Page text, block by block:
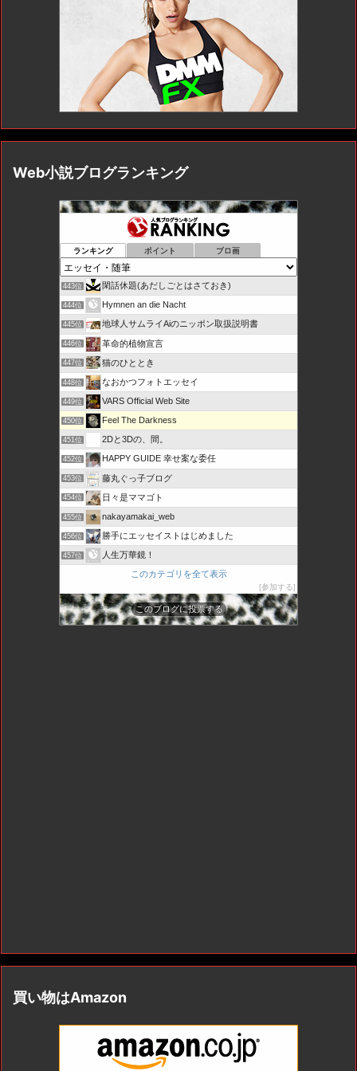
Web小説ブログランキング
ランキング ポイント ブロ画
443位 閑話休題(あだしごとはさておき)
444位 Hymnen an die Nacht
445位 地球人サムライAiのニッポン取扱説明書
446位 革命的植物宣言
447位 猫のひととき
448位 なおかつフォトエッセイ
449位 VARS Official Web Site
450位 Feel The Darkness
451位 2Dと3Dの、間。
452位 HAPPY GUIDE 幸せ案な委任
453位 藤丸ぐっ子ブログ
454位 日々是ママゴト
455位 nakayamakai_web
456位 勝手にエッセイストはじめました
457位
人生万華鏡！
このカテゴリを全て表示
参加する
このブログに投票する
買い物はAmazon